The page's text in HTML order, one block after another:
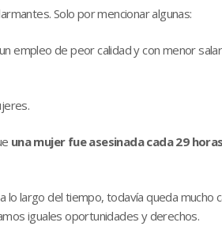
Solo por mencionar algunas:
empleo de peor calidad y con menor
una mujer fue asesinada cada 29 horas
largo del tiempo, todavía queda mucho
iguales oportunidades y derechos.